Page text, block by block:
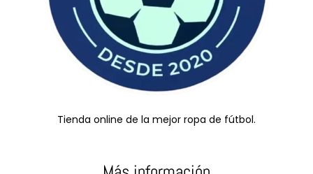
Tienda online de la mejor ropa de fútbol.